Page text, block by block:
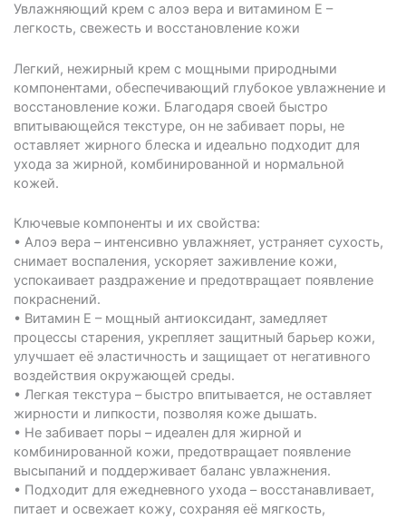
Увлажняющий крем с алоэ вера и витамином Е –
легкость, свежесть и восстановление кожи
Легкий, нежирный крем с мощными природными
компонентами, обеспечивающий глубокое увлажнение и
восстановление кожи. Благодаря своей быстро
впитывающейся текстуре, он не забивает поры, не
оставляет жирного блеска и идеально подходит для
ухода за жирной, комбинированной и нормальной
кожей.
Ключевые компоненты и их свойства:
• Алоэ вера – интенсивно увлажняет, устраняет сухость,
снимает воспаления, ускоряет заживление кожи,
успокаивает раздражение и предотвращает появление
покраснений.
• Витамин Е – мощный антиоксидант, замедляет
процессы старения, укрепляет защитный барьер кожи,
улучшает её эластичность и защищает от негативного
воздействия окружающей среды.
• Легкая текстура – быстро впитывается, не оставляет
жирности и липкости, позволяя коже дышать.
• Не забивает поры – идеален для жирной и
комбинированной кожи, предотвращает появление
высыпаний и поддерживает баланс увлажнения.
• Подходит для ежедневного ухода – восстанавливает,
питает и освежает кожу, сохраняя её мягкость,